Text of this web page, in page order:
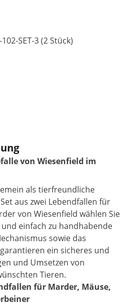
SET-3 (2 Stück)
von Wiesenfield im
als tierfreundliche
aus zwei Lebendfallen für
von Wiesenfield wählen Sie
einfach zu handhabende
sowie das
ein sicheres und
und Umsetzen von
Tieren.
für Marder, Mäuse,